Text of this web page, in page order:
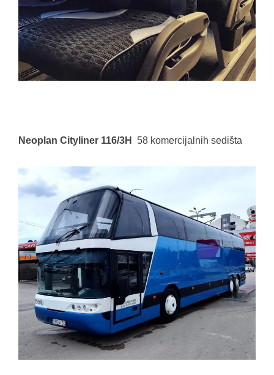
Neoplan Cityliner 116/3H 58 komercijalnih sedišta